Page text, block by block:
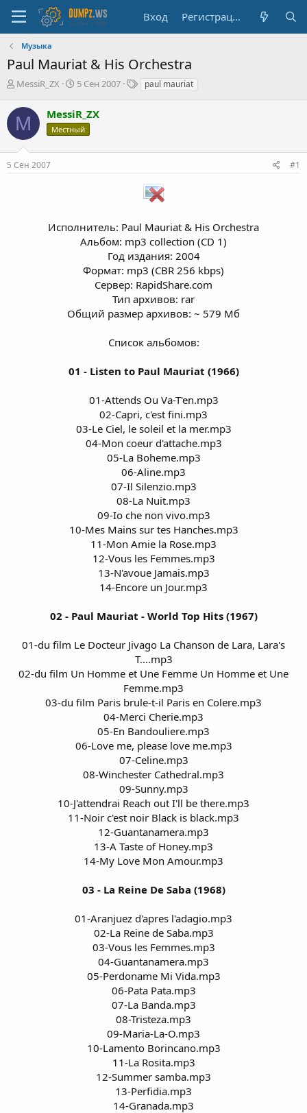
Вход Регистрация
Музыка
Paul Mauriat & His Orchestra
А
т
о
р
е
м
MessiR_ZX
Д
а
н
ч
5 Сен 2007
Тpaul mauriat
M MessiR_ZX
Местный
5 Сен 2007 #1
Исполнитель: Paul Mauriat & His Orchestra
Альбом: mp3 collection (CD 1)
Год издания: 2004
Формат: mp3 (CBR 256 kbps)
Сервер: RapidShare.com
Тип архивов: rar
Общий размер архивов: ~ 579 Мб
Список альбомов:
01 - Listen to Paul Mauriat (1966)
01-Attends Ou Va-T'en.mp3
02-Capri, c'est fini.mp3
03-Le Ciel, le soleil et la mer.mp3
04-Mon coeur d'attache.mp3
05-La Boheme.mp3
06-Aline.mp3
07-Il Silenzio.mp3
08-La Nuit.mp3
09-Io che non vivo.mp3
10-Mes Mains sur tes Hanches.mp3
11-Mon Amie la Rose.mp3
12-Vous les Femmes.mp3
13-N'avoue Jamais.mp3
14-Encore un Jour.mp3
02 - Paul Mauriat - World Top Hits (1967)
01-du film Le Docteur Jivago La Chanson de Lara, Lara's
T....mp3
02-du film Un Homme et Une Femme Un Homme et Une
Femme.mp3
03-du film Paris brule-t-il Paris en Colere.mp3
04-Merci Cherie.mp3
05-En Bandouliere.mp3
06-Love me, please love me.mp3
07-Celine.mp3
08-Winchester Cathedral.mp3
09-Sunny.mp3
10-J'attendrai Reach out I'll be there.mp3
11-Noir c'est noir Black is black.mp3
12-Guantanamera.mp3
13-A Taste of Honey.mp3
14-My Love Mon Amour.mp3
03 - La Reine De Saba (1968)
01-Aranjuez d'apres l'adagio.mp3
02-La Reine de Saba.mp3
03-Vous les Femmes.mp3
04-Guantanamera.mp3
05-Perdoname Mi Vida.mp3
06-Pata Pata.mp3
07-La Banda.mp3
08-Tristeza.mp3
09-Maria-La-O.mp3
10-Lamento Borincano.mp3
11-La Rosita.mp3
12-Summer samba.mp3
13-Perfidia.mp3
14-Granada.mp3